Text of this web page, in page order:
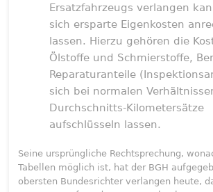
Ersatzfahrzeugs verlangen
sich ersparte Eigenkosten
lassen. Hierzu gehören die
Ölstoffe und Schmierstoffe,
Reparaturanteile
sich bei normalen
Durchschnitts-Kilometersätze
aufschlüsseln lassen.
Seine ursprüngliche Rechtsprechung,
Tabellen möglich ist, hat der BGH
obersten Bundesrichter verlangen heute,